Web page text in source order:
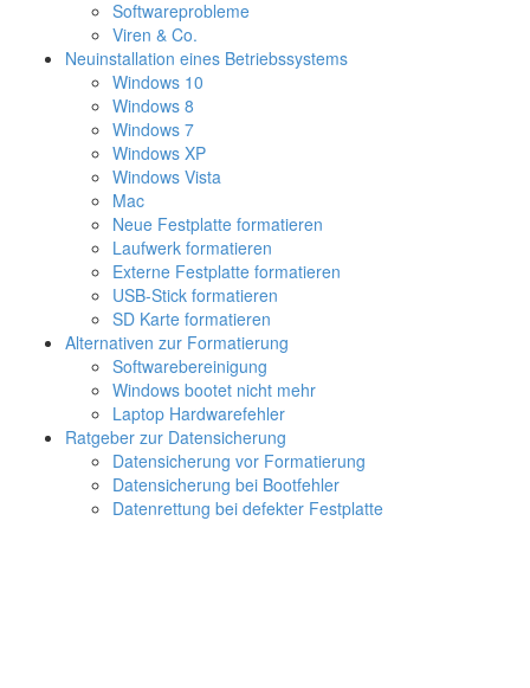
Softwareprobleme
Viren & Co.
Neuinstallation eines Betriebssystems
Windows 10
Windows 8
Windows 7
Windows XP
Windows Vista
Mac
Neue Festplatte formatieren
Laufwerk formatieren
Externe Festplatte formatieren
USB-Stick formatieren
SD Karte formatieren
Alternativen zur Formatierung
Softwarebereinigung
Windows bootet nicht mehr
Laptop Hardwarefehler
Ratgeber zur Datensicherung
Datensicherung vor Formatierung
Datensicherung bei Bootfehler
Datenrettung bei defekter Festplatte